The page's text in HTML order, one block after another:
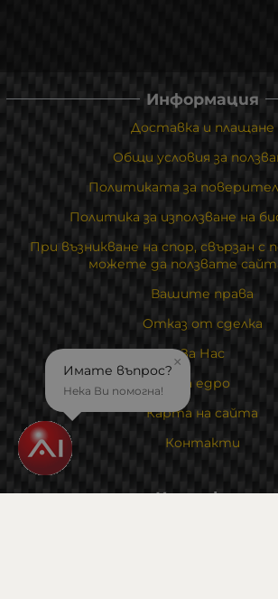
Информация
Доставка и плащане
Общи условия за
Политиката за
Политика за използване на
При възникване на спор, свързан с
можете да ползвате
Вашите права
Отказ от сделка
За Нас
На едро
Карта на сайта
Контакти
Контакти
×
Имате въпрос?
Нека Ви помогна!